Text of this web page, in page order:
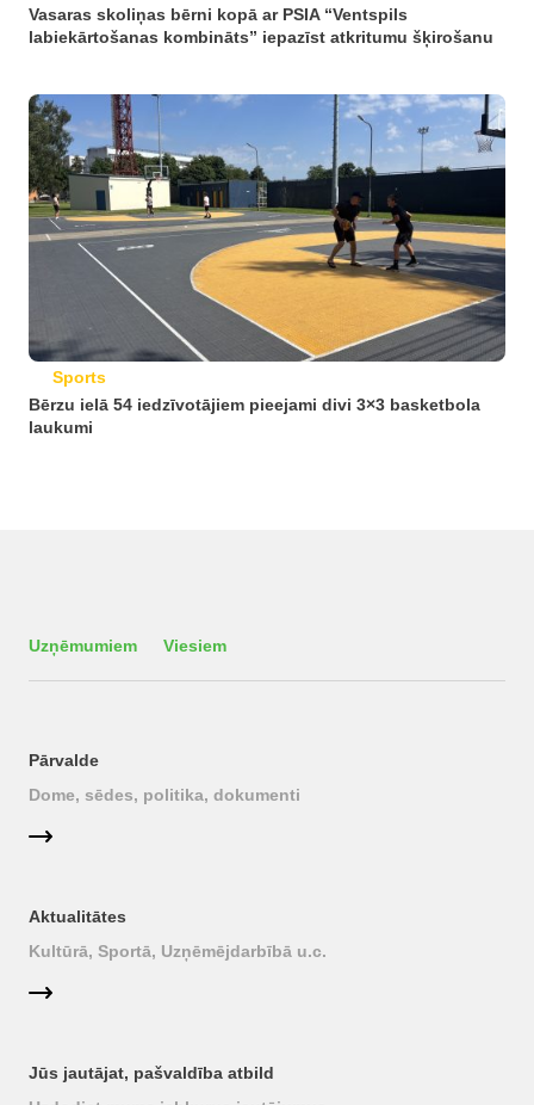
Vasaras skoliņas bērni kopā ar PSIA “Ventspils
labiekārtošanas kombināts” iepazīst atkritumu šķirošanu
Sports
Bērzu ielā 54 iedzīvotājiem pieejami divi 3×3 basketbola
laukumi
Uzņēmumiem Viesiem
Pārvalde
Dome, sēdes, politika, dokumenti
Aktualitātes
Kultūrā, Sportā, Uzņēmējdarbībā u.c.
Jūs jautājat, pašvaldība atbild